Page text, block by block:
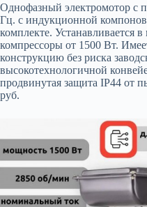
Однофазный электромотор с
Гц. с индукционной
комплекте. Устанавливается
компрессоры от 1500 Вт.
конструкцию без риска
высокотехнологичной
продвинутая защита IP44 от
руб.